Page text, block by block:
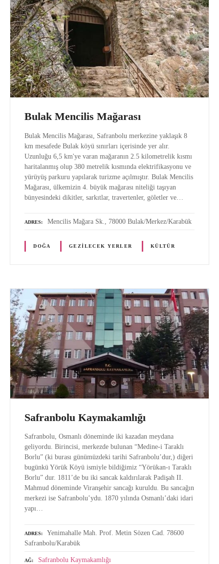
Bulak Mencilis Mağarası
Bulak Mencilis Mağarası, Safranbolu merkezine yaklaşık 8
km mesafede Bulak köyü sınırları içerisinde yer alır.
Uzunluğu 6,5 km'ye varan mağaranın 2.5 kilometrelik kısmı
haritalanmış olup 380 metrelik kısmında elektrifikasyonu ve
yürüyüş parkuru yapılarak turizme açılmıştır. Bulak Mencilis
Mağarası, ülkemizin 4. büyük mağarası niteliği taşıyan
bünyesindeki dikitler, sarkıtlar, travertenler, göletler ve…
ADRES Mencilis Mağara Sk., 78000 Bulak/Merkez/Karabük
DOĞA GEZILECEK YERLER KÜLTÜR
Safranbolu Kaymakamlığı
Safranbolu, Osmanlı döneminde iki kazadan meydana
geliyordu. Birincisi, merkezde bulunan “Medine-i Taraklı
Borlu” (ki burası günümüzdeki tarihi Safranbolu’dur,) diğeri
bugünkü Yörük Köyü ismiyle bildiğimiz “Yörükan-ı Taraklı
Borlu” dur. 1811’de bu iki sancak kaldırılarak Padişah II.
Mahmud döneminde Viranşehir sancağı kuruldu. Bu sancağın
merkezi ise Safranbolu’ydu. 1870 yılında Osmanlı’daki idari
yapı…
ADRES
Yenimahalle Mah. Prof. Metin Sözen Cad. 78600
Safranbolu/Karabük
AĞ Safranbolu Kaymakamlığı